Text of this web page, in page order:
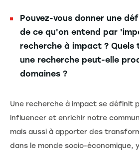
Pouvez-vous donner une
de ce qu'on entend par
recherche à impact ?
une recherche peut-elle
domaines ?
Une recherche à impact se définit
influencer et enrichir notre
mais aussi à apporter des
dans le monde socio-économique,